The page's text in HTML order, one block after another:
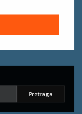
Pretraga